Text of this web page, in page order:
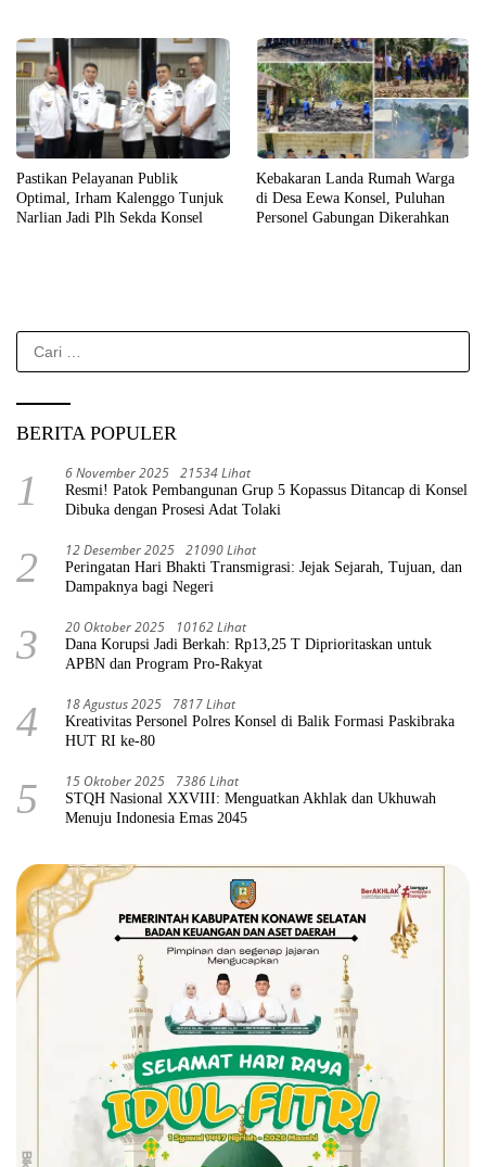
Pastikan Pelayanan Publik
Optimal, Irham Kalenggo Tunjuk
Narlian Jadi Plh Sekda Konsel
Kebakaran Landa Rumah Warga
di Desa Eewa Konsel, Puluhan
Personel Gabungan Dikerahkan
Cari
untuk:
BERITA POPULER
1 6 November 2025 21534 Lihat
Resmi! Patok Pembangunan Grup 5 Kopassus Ditancap di Konsel
Dibuka dengan Prosesi Adat Tolaki
2 12 Desember 2025 21090 Lihat
Peringatan Hari Bhakti Transmigrasi: Jejak Sejarah, Tujuan, dan
Dampaknya bagi Negeri
3 20 Oktober 2025 10162 Lihat
Dana Korupsi Jadi Berkah: Rp13,25 T Diprioritaskan untuk
APBN dan Program Pro-Rakyat
4 18 Agustus 2025 7817 Lihat
Kreativitas Personel Polres Konsel di Balik Formasi Paskibraka
HUT RI ke-80
5 15 Oktober 2025 7386 Lihat
STQH Nasional XXVIII: Menguatkan Akhlak dan Ukhuwah
Menuju Indonesia Emas 2045